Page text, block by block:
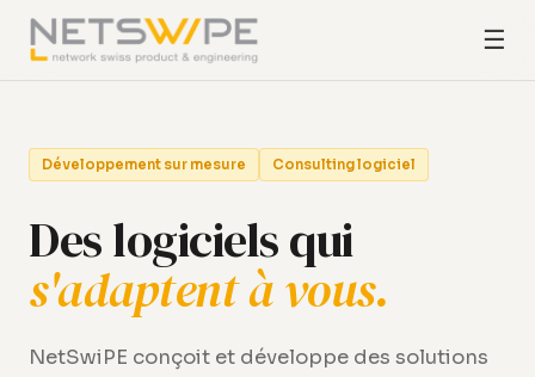
☰
Développement sur mesure Consulting logiciel
Des logiciels qui
s'adaptent à vous.
NetSwiPE conçoit et développe des solutions